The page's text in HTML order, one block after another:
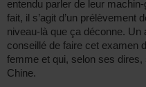
entendu parler de leur
fait, il s’agit d’un prélèvement
niveau-là que ça déconne. Un
conseillé de faire cet examen
femme et qui, selon ses
Chine.